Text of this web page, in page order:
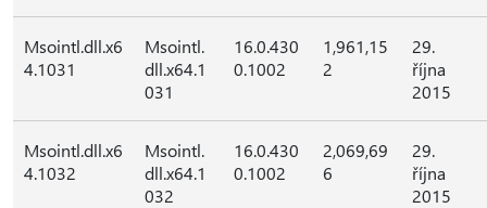
Msointl.dll.x6
4.1031
Msointl.
dll.x64.1
031
16.0.430
0.1002
1,961,15
2
29.
října
2015
Msointl.dll.x6
4.1032
Msointl.
dll.x64.1
032
16.0.430
0.1002
2,069,69
6
29.
října
2015